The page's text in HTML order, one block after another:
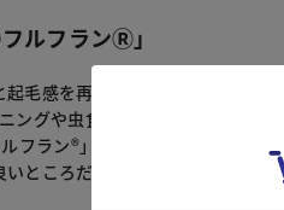
ルフランⓇ」
毛感を再現した「ソロテックス®
ングや虫食い対策などが億劫。。と
フラン®」は自宅で手洗い可能。さ
ところだけを取り出したような生